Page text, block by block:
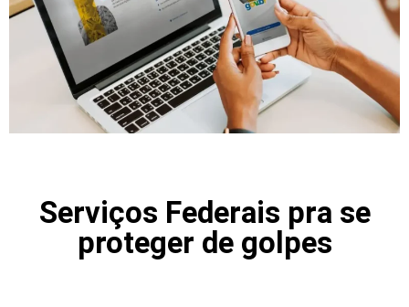
Serviços Federais pra se
proteger de golpes